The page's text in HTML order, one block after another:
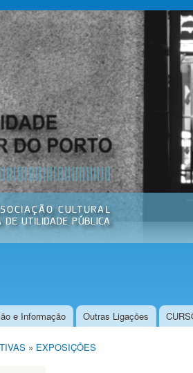
e Informação Outras Ligações
» EXPOSIÇÕES